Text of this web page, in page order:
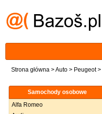
Strona główna >Auto > Peugeot>
Samochody osobowe
Alfa Romeo